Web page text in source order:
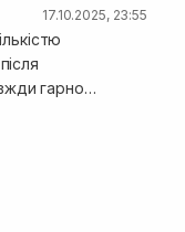
17.10.2025, 23:55
гарно